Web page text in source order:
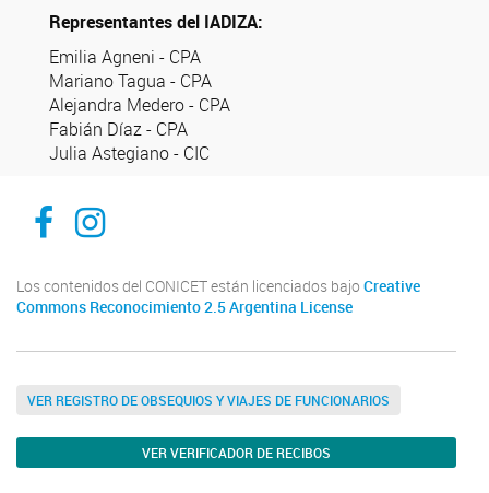
Representantes del IADIZA:
Emilia Agneni - CPA
Mariano Tagua - CPA
Alejandra Medero - CPA
Fabián Díaz - CPA
Julia Astegiano - CIC
Facebook
Instagram
Los contenidos del CONICET están licenciados bajo Creative
Commons Reconocimiento 2.5 Argentina License
VER REGISTRO DE OBSEQUIOS Y VIAJES DE FUNCIONARIOS
VER VERIFICADOR DE RECIBOS